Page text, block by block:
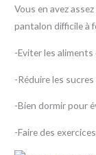
Vous en avez
pantalon difficile à
-Eviter les
-Réduire les sucres
-Bien dormir pour
-Faire des